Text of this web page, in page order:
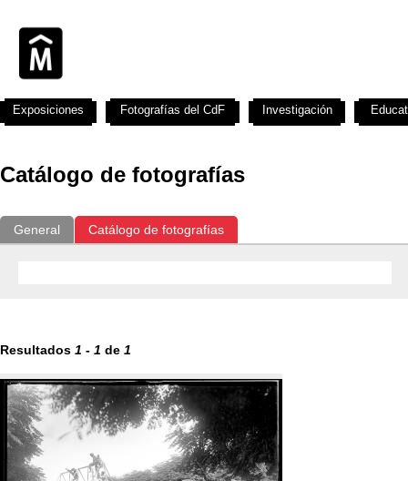
Catálogo de fotografías
General Catálogo de fotografías
Resultados 1 - 1 de 1
Exposiciones Fotografías del CdF Investigación